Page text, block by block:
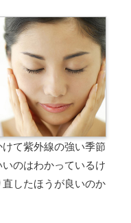
て紫外線の強い季節
のはわかっているけ
したほうが良いのか